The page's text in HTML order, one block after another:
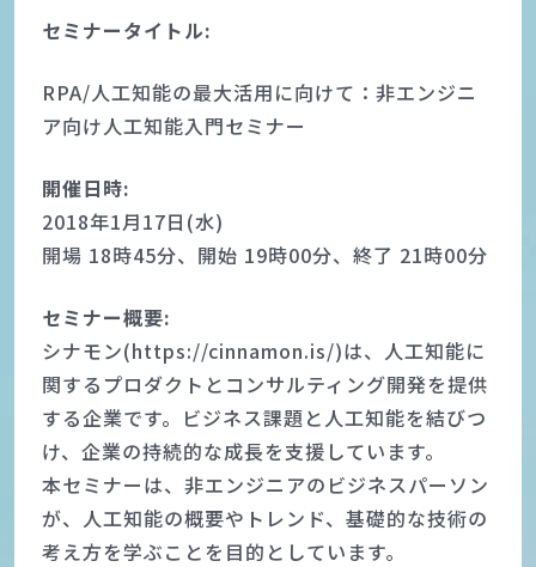
セミナータイトル:
RPA/人工知能の最大活用に向けて：非エンジニ
ア向け人工知能入門セミナー
開催日時:
2018年1月17日(水)
開場 18時45分、開始 19時00分、終了 21時00分
セミナー概要:
シナモン(https://cinnamon.is/)は、人工知能に
関するプロダクトとコンサルティング開発を提供
する企業です。ビジネス課題と人工知能を結びつ
け、企業の持続的な成長を支援しています。
本セミナーは、非エンジニアのビジネスパーソン
が、人工知能の概要やトレンド、基礎的な技術の
考え方を学ぶことを目的としています。